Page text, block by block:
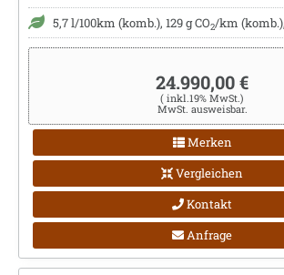
5,7 l/100km (komb.), 129 g CO2/km
24.990,00 €
( inkl.19% MwSt.)
MwSt. ausweisbar.
Merken
Vergleichen
Kontakt
Anfrage